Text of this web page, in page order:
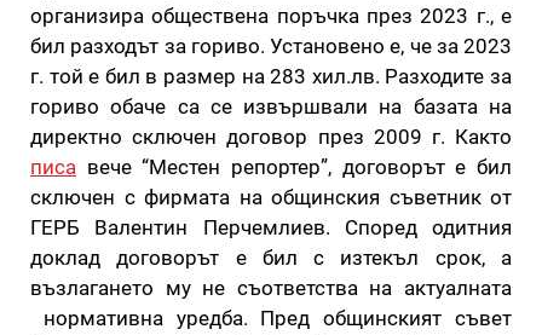
организира обществена поръчка през 2023 г., е
бил разходът за гориво. Установено е, че за 2023
г. той е бил в размер на 283 хил.лв. Разходите за
гориво обаче са се извършвали на базата на
директно сключен договор през 2009 г. Както
писа вече “Местен репортер”, договорът е бил
сключен с фирмата на общинския съветник от
ГЕРБ Валентин Перчемлиев. Според одитния
доклад договорът е бил с изтекъл срок, а
възлагането му не съответства на актуалната
нормативна уредба. Пред общинският съвет